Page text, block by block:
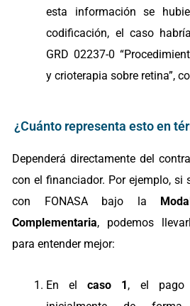
esta información se
codificación, el caso
GRD 02237-0
y crioterapia sobre retina”,
¿Cuánto representa esto en
Dependerá directamente del
con el financiador. Por ejemplo, si
con FONASA bajo la
Complementaria, podemos
para entender mejor:
En elcaso 1, el pago